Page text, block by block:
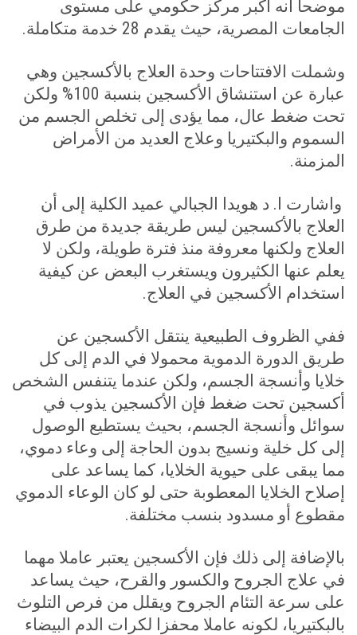
موضحا أنه أكبر مركز حكومي على مستوى
الجامعات المصرية، حيث يقدم 28 خدمة متكاملة
.
وشملت الافتتاحات وحدة العلاج بالأكسجين وهي
عبارة عن استنشاق الأكسجين بنسبة 100% ولكن
تحت ضغط عال، مما يؤدى إلى تخلص الجسم من
السموم والبكتيريا وعلاج العديد من الأمراض
المزمنة.
واشارت ا. د هويدا الجبالي عميد الكلية إلى أن
العلاج بالأكسجين ليس طريقة جديدة من طرق
العلاج ولكنها معروفة منذ فترة طويلة، ولكن لا
يعلم عنها الكثيرون ويستغرب البعض عن كيفية
استخدام الأكسجين في العلاج.
ففي الظروف الطبيعية ينتقل الأكسجين عن
طريق الدورة الدموية محمولا في الدم إلى كل
خلايا وأنسجة الجسم، ولكن عندما يتنفس الشخص
أكسجين تحت ضغط فإن الأكسجين يذوب في
سوائل وأنسجة الجسم، بحيث يستطيع الوصول
إلى كل خلية ونسيج بدون الحاجة إلى وعاء دموي،
مما يبقى على حيوية الخلايا، كما يساعد على
إصلاح الخلايا المعطوبة حتى لو كان الوعاء الدموي
مقطوع أو مسدود بنسب مختلفة.
بالإضافة إلى ذلك فإن الأكسجين يعتبر عاملا مهما
في علاج الجروح والكسور والقرح، حيث يساعد
على سرعة التئام الجروح ويقلل من فرص التلوث
بالبكتيريا، لكونه عاملا محفزا لكرات الدم البيضاء